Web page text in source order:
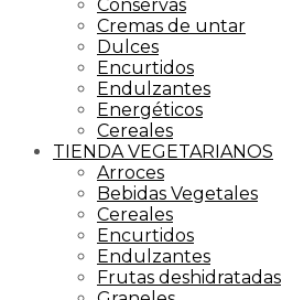
Conservas
Cremas de untar
Dulces
Encurtidos
Endulzantes
Energéticos
Cereales
TIENDA VEGETARIANOS
Arroces
Bebidas Vegetales
Cereales
Encurtidos
Endulzantes
Frutas deshidratadas